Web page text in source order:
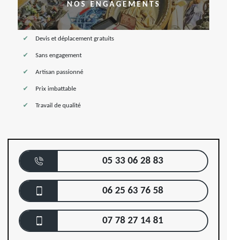
NOS ENGAGEMENTS
Devis et déplacement gratuits
Sans engagement
Artisan passionné
Prix imbattable
Travail de qualité
05 33 06 28 83
06 25 63 76 58
07 78 27 14 81